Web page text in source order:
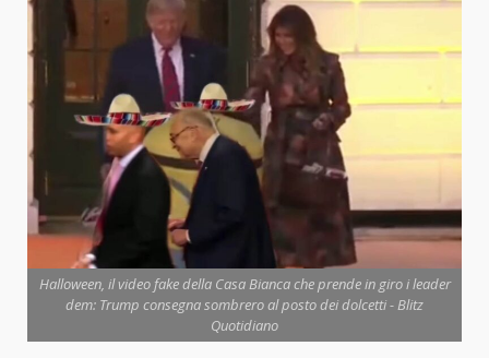
Halloween, il video fake della Casa Bianca che prende in giro i leader
dem: Trump consegna sombrero al posto dei dolcetti - Blitz
Quotidiano